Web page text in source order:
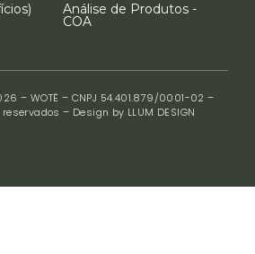
Análise de Produtos -
COA
– WOTË – CNPJ 54.401.879/0001-02 –
– Design by LLUM DESIGN